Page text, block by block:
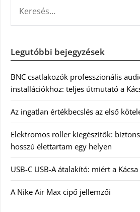
Legutóbbi bejegyzések
BNC csatlakozók professzionális
installációkhoz: teljes útmutató a
Az ingatlan értékbecslés az első
Elektromos roller kiegészítők:
hosszú élettartam egy helyen
USB-C USB-A átalakító: miért a
A Nike Air Max cipő jellemzői